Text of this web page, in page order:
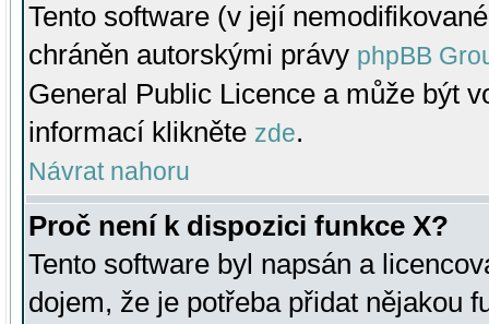
Tento software (v její
chráněn autorskými právy phpBB
General Public Licence a může být
informací klikněte zde.
Návrat nahoru
Proč není k dispozici funkce X?
Tento software byl napsán a
dojem, že je potřeba přidat nějakou